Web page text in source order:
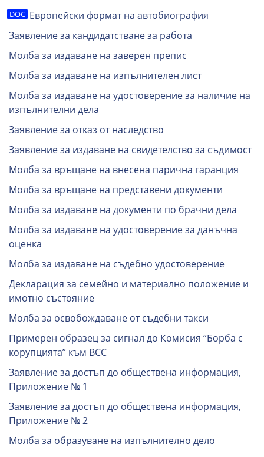
Европейски формат на автобиография
Заявление за кандидатстване за работа
Молба за издаване на заверен препис
Молба за издаване на изпълнителен лист
Молба за издаване на удостоверение за наличие на
изпълнителни дела
Заявление за отказ от наследство
Заявление за издаване на свидетелство за съдимост
Молба за връщане на внесена парична гаранция
Молба за връщане на представени документи
Молба за издаване на документи по брачни дела
Молба за издаване на удостоверение за данъчна
оценка
Молба за издаване на съдебно удостоверение
Декларация за семейно и материално положение и
имотно състояние
Молба за освобождаване от съдебни такси
Примерен образец за сигнал до Комисия “Борба с
корупцията” към ВСС
Заявление за достъп до обществена информация,
Приложение № 1
Заявление за достъп до обществена информация,
Приложение № 2
Молба за образуване на изпълнително дело